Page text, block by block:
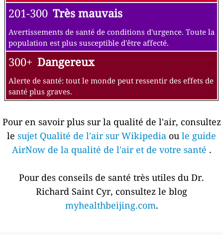
201-300 Très mauvais
Avertissements de santé de conditions d'urgence. Toute la
population est plus susceptible d'être affecté.
300+ Dangereux
Alerte de santé: tout le monde peut ressentir des effets de
santé plus graves.
Pour en savoir plus sur la qualité de l'air, consultez
le sujet Qualité de l'air sur Wikipedia ou le guide
AirNow de la qualité de l'air et de votre santé .
Pour des conseils de santé très utiles du Dr.
Richard Saint Cyr, consultez le blog
myhealthbeijing.com.